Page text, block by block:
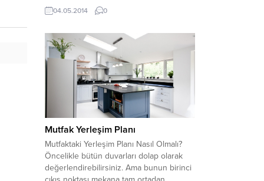
mutfağınızı farklı bir çalışma ortamına
dönüştürebilirisniz. Eğer mutfak
ilginizi çeken renklerden oluşturmaya
önem gösteriniz . Evinizin eski mutfağına
ekstra renkler katarak sanki yeni yapılmış
bir mutfak...
04.05.2014 0
Mutfak Yerleşim Planı
Mutfaktaki Yerleşim Planı Nasıl Olmalı?
Öncelikle bütün duvarları dolap olarak
değerlendirebilirsiniz. Ama bunun birinci